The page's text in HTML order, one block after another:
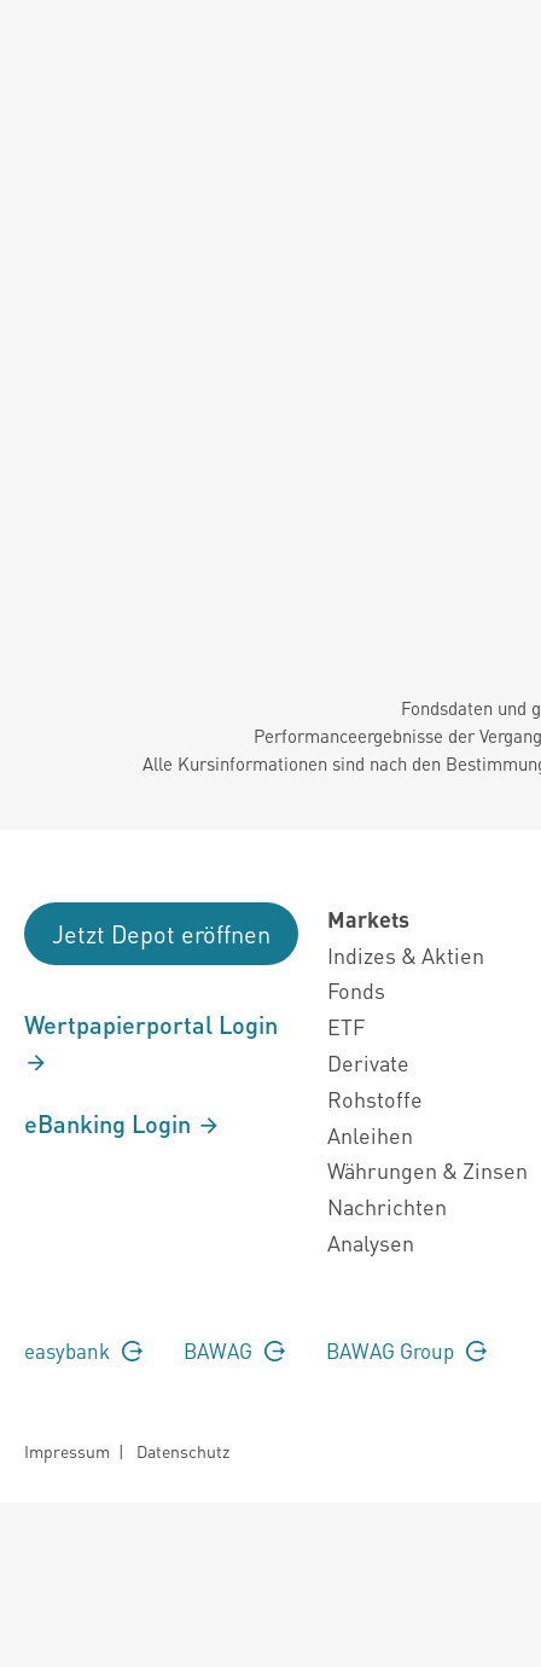
Fondsdaten und
Performanceergebnisse der
Alle Kursinformationen sind nach den
Jetzt Depot eröffnen
Wertpapierportal Login
eBanking Login
Markets
Indizes & Aktien
Fonds
ETF
Derivate
Rohstoffe
Anleihen
Währungen & Zinsen
Nachrichten
Analysen
easybank BAWAG BAWAG Group
Impressum | Datenschutz